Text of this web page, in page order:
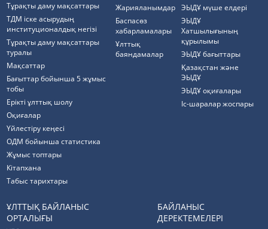
Тұрақты даму мақсаттары
ТДМ іске асырудың
институционалдық негізі
Тұрақты даму мақсаттары
туралы
Мақсаттар
Бағыттар бойынша 5 жұмыс
тобы
Ерікті ұлттық шолу
Оқиғалар
Үйлестіру кеңесі
ОДМ бойынша статистика
Жұмыс топтары
Кітапхана
Табыс тарихтары
Жарияланымдар
Баспасөз
хабарламалары
Ұлттық
баяндамалар
ЭЫДҰ мүше елдері
ЭЫДҰ
Хатшылығының
құрылымы
ЭЫДҰ бағыттары
Қазақстан және
ЭЫДҰ
ЭЫДҰ оқиғалары
Іс-шаралар жоспары
ҰЛТТЫҚ БАЙЛАНЫС
ОРТАЛЫҒЫ
БАЙЛАНЫС
ДЕРЕКТЕМЕЛЕРІ